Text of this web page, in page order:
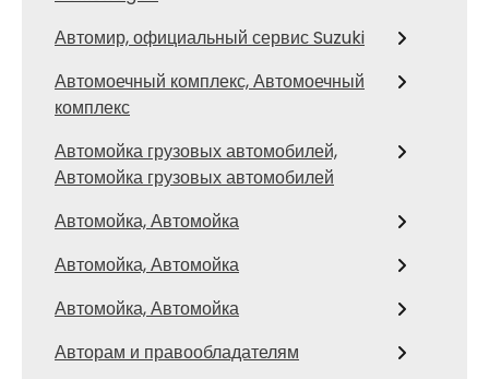
Автомир, официальный сервис Suzuki
Автомоечный комплекс, Автомоечный
комплекс
Автомойка грузовых автомобилей,
Автомойка грузовых автомобилей
Автомойка, Автомойка
Автомойка, Автомойка
Автомойка, Автомойка
Авторам и правообладателям